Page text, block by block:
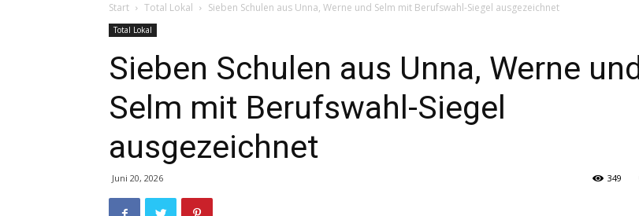
Start Total Lokal Sieben Schulen aus Unna, Werne und Selm mit Berufswahl-Siegel ausgezeichnet
Total Lokal
Sieben Schulen aus Unna, Werne und
Selm mit Berufswahl-Siegel
ausgezeichnet
Juni 20, 2026 349